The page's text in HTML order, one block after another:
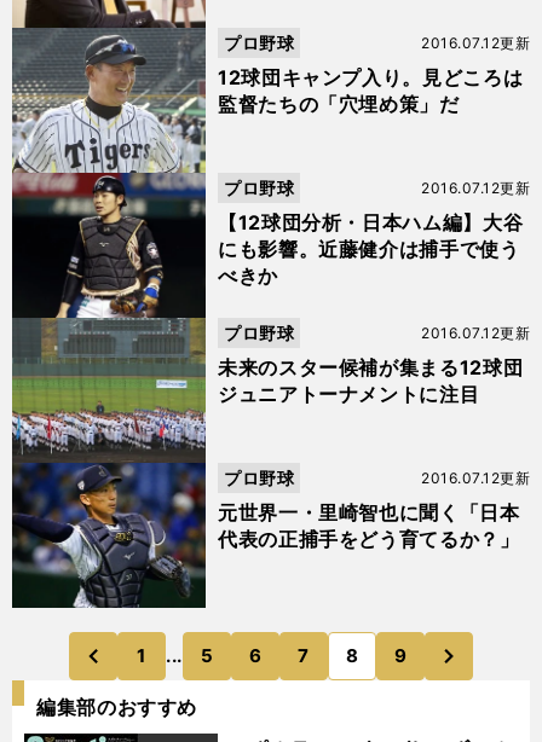
12球団キャンプ入り。見どころは
監督たちの「穴埋め策」だ
2016.07.12更新
プロ野球
【12球団分析・日本ハム編】大谷
にも影響。近藤健介は捕手で使う
べきか
2016.07.12更新
プロ野球
未来のスター候補が集まる12球団
ジュニアトーナメントに注目
2016.07.12更新
プロ野球
元世界一・里崎智也に聞く「日本
代表の正捕手をどう育てるか？」
2016.07.12更新
プロ野球
前
1 ... 5 6 7 8 9
のページへ
編集部のおすすめ